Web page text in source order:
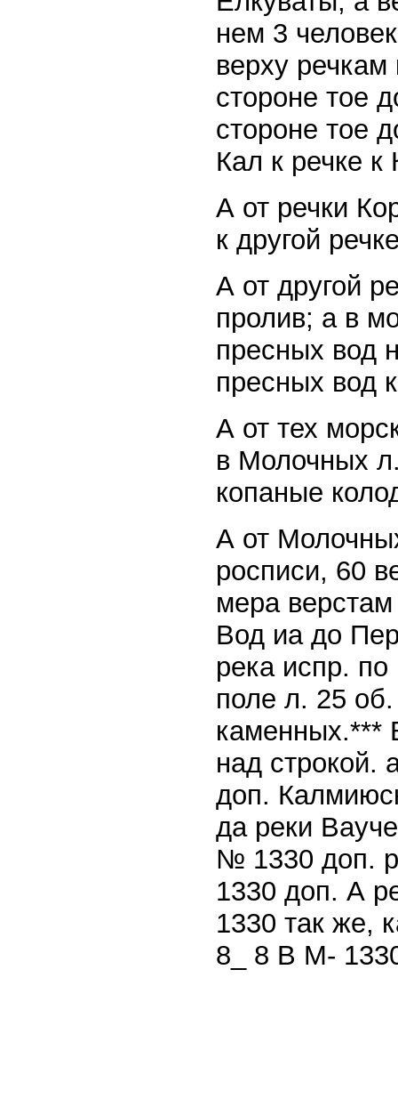
нем 3
верху
стороне тое
стороне тое
Кал к речке
А от речки
к другой
А от другой
пролив; а в
пресных вод
пресных вод
А от тех
в Молочных
копаные
А от
росписи, 60
мера
Вод иа до
река испр.
поле л. 25
каменных.***
над
доп.
да реки
№ 1330 доп.
1330 доп. А
1330 так же,
8_ 8 В М-